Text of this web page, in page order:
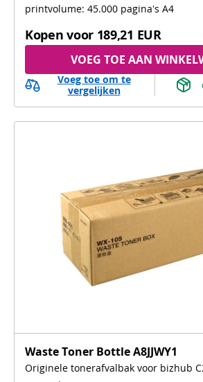
printvolume: 45.000 pagina's A4
Kopen voor 189,21 EUR
VOEG TOE AAN
Voeg toe om te
vergelijken
Waste Toner Bottle A8JJWY1
Originele tonerafvalbak voor bizhub